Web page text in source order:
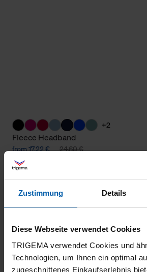
Zustimmung Details
Diese Webseite verwendet Cookies
TRIGEMA verwendet Cookies und
Technologien, um Ihnen ein optimal
zugeschnittenes Einkaufserlebnis
+2
Fleece Headband
from 17,22 € 24,60 €
climate-neutral